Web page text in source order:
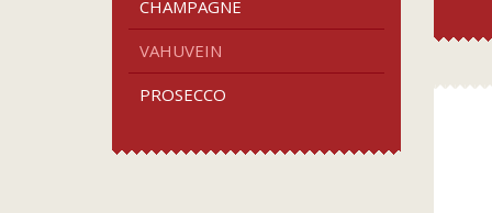
CHAMPAGNE
VAHUVEIN
PROSECCO